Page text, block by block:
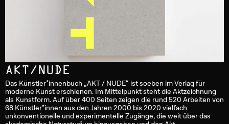
AKT/NUDE
Das Künstler*innenbuch „AKT / NUDE“ ist soeben im Verlag für
moderne Kunst erschienen. Im Mittelpunkt steht die Aktzeichnung
als Kunstform. Auf über 400 Seiten zeigen die rund 520 Arbeiten von
68 Künstler*innen aus den Jahren 2000 bis 2020 vielfach
unkonventionelle und experimentelle Zugänge, die weit über das